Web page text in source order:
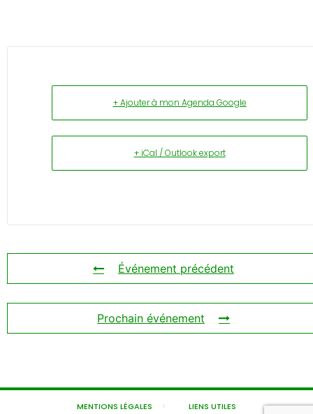
+ Ajouter à mon Agenda Google
+ iCal / Outlook export
Événement précédent
Prochain événement
MENTIONS LÉGALES LIENS UTILES